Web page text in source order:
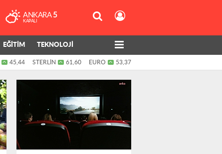
ANKARA 5
KAPALI
EĞİTİM TEKNOLOJİ
45,44 STERLİN 61,60 EURO 53,37